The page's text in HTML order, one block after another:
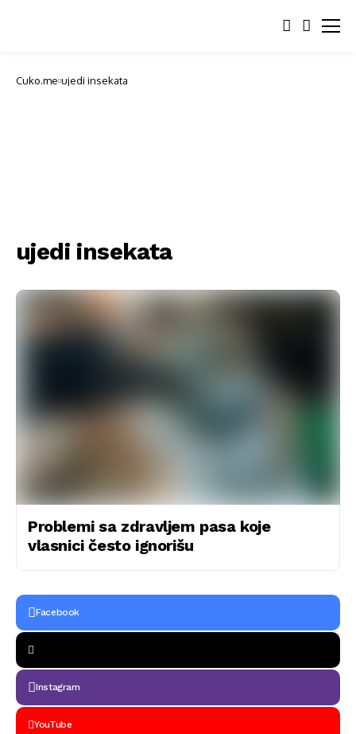
Cuko.me ujedi insekata
ujedi insekata
Problemi sa zdravljem pasa koje
vlasnici često ignorišu
Facebook
Instagram
YouTube